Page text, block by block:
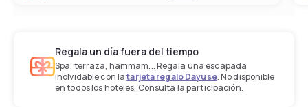
Regala un día fuera del tiempo
Spa, terraza, hammam... Regala una escapada
inolvidable con latarjeta regalo Dayuse. No disponible
en todos los hoteles. Consulta la participación.